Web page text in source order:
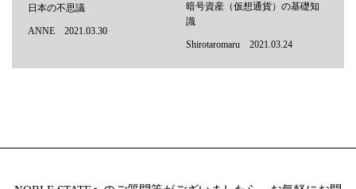
日本の不思議
ANNE 2021.03.30
暗号資産（仮想通貨）の基礎知
識
Shirotaromaru 2021.03.24